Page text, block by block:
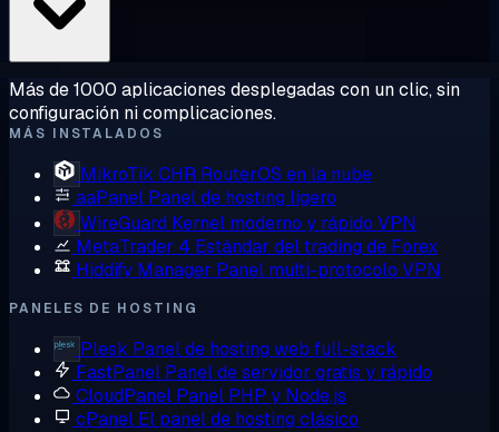
Más de 1000 aplicaciones desplegadas con un clic, sin
configuración ni complicaciones.
MÁS INSTALADOS
MikroTik CHR RouterOS en la nube
aaPanel Panel de hosting ligero
WireGuard Kernel moderno y rápido VPN
MetaTrader 4 Estándar del trading de Forex
Hiddify Manager Panel multi-protocolo VPN
PANELES DE HOSTING
Plesk Panel de hosting web full-stack
FastPanel Panel de servidor gratis y rápido
CloudPanel Panel PHP y Node.js
cPanel El panel de hosting clásico